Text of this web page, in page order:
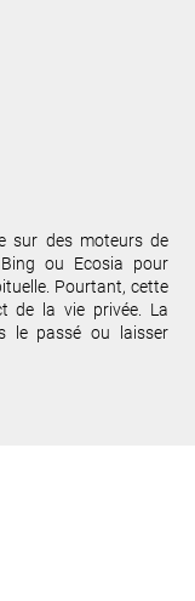
sur des moteurs de
ou Ecosia pour
Pourtant, cette
de la vie privée. La
le passé ou laisser